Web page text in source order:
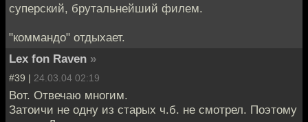
суперский, брутальнейший филем.
"коммандо" отдыхает.
Lex fon Raven »
#39 | 24.03.04 02:19
Вот. Отвечаю многим.
Затоичи не одну из старых ч.б. не смотрел. Поэтому